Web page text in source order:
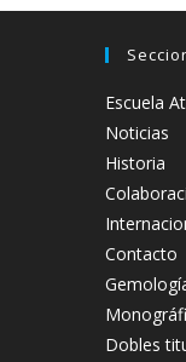
Escuela
Noticias
Historia
Contacto
Dobles